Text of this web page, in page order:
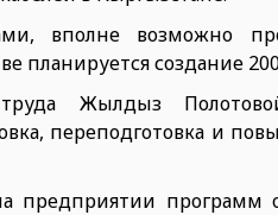
вполне возможно
планируется создание
Жылдыз
переподготовка и
предприятии